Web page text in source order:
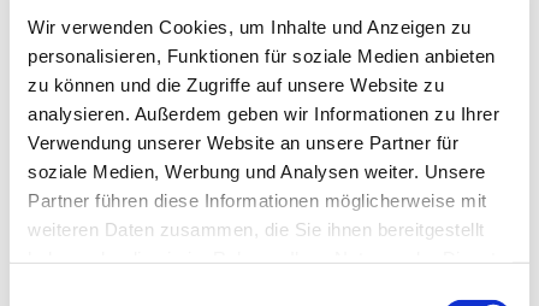
Wir verwenden Cookies, um Inhalte und Anzeigen zu
personalisieren, Funktionen für soziale Medien anbieten
zu können und die Zugriffe auf unsere Website zu
analysieren. Außerdem geben wir Informationen zu Ihrer
Verwendung unserer Website an unsere Partner für
soziale Medien, Werbung und Analysen weiter. Unsere
Partner führen diese Informationen möglicherweise mit
weiteren Daten zusammen, die Sie ihnen bereitgestellt
Dies könnte Sie auch
interessieren